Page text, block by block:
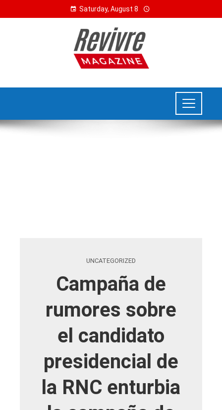
Saturday, August 8
UNCATEGORIZED
Campaña de
rumores sobre
el candidato
presidencial de
la RNC enturbia